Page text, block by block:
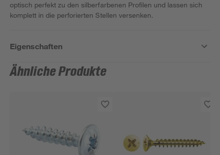
optisch perfekt zu den silberfarbenen Profilen und lassen sich
komplett in die perforierten Stellen versenken.
Eigenschaften
Ähnliche Produkte